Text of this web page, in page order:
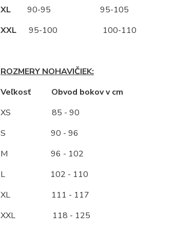
XL90-95 95-105
XXL95-100 100-110
ROZMERY NOHAVIČIEK:
Veľkosť Obvod bokov v cm
XS
85 - 90
S 90 - 96
M
96 - 102
L 102 - 110
XL 111 - 117
XXL 118 - 125